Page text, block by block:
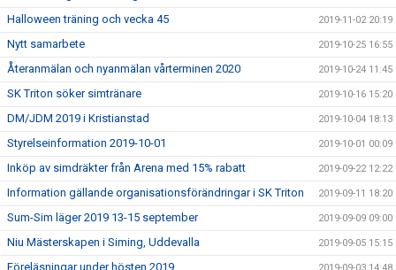
Halloween träning och vecka 45 2019-11-02 20:19
Nytt samarbete 2019-10-25 16:55
Återanmälan och nyanmälan vårterminen 2020 2019-10-24 11:45
SK Triton söker simtränare 2019-10-16 15:20
DM/JDM 2019 i Kristianstad 2019-10-04 18:13
Styrelseinformation 2019-10-01 2019-10-01 00:09
Inköp av simdräkter från Arena med 15% rabatt 2019-09-22 12:22
Information gällande organisationsförändringar i SK Triton 2019-09-11 18:20
Sum-Sim läger 2019 13-15 september 2019-09-09 09:00
Niu Mästerskapen i Siming, Uddevalla 2019-09-05 15:15
Föreläsningar under hösten 2019 2019-09-03 14:48